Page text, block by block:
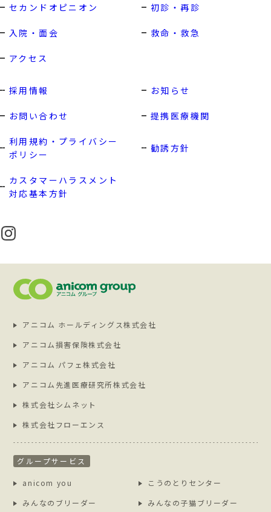
セカンドオピニオン 初診・再診
入院・面会 救命・救急
アクセス
採用情報 お知らせ
お問い合わせ 提携医療機関
利用規約・プライバシー
ポリシー
勧誘方針
カスタマーハラスメント
対応基本方針
アニコム ホールディングス株式会社
アニコム損害保険株式会社
アニコム パフェ株式会社
アニコム先進医療研究所株式会社
株式会社シムネット
株式会社フローエンス
グループサービス
anicom you
こうのとりセンター
みんなのブリーダー
みんなの子猫ブリーダー